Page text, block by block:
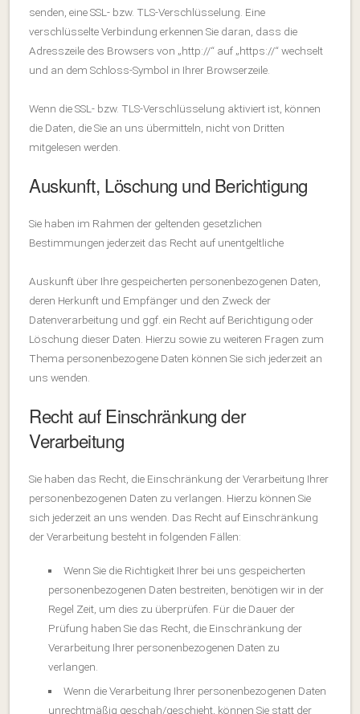
senden, eine SSL- bzw. TLS-Verschlüsselung. Eine
verschlüsselte Verbindung erkennen Sie daran, dass die
Adresszeile des Browsers von „http://“ auf „https://“ wechselt
und an dem Schloss-Symbol in Ihrer Browserzeile.
Wenn die SSL- bzw. TLS-Verschlüsselung aktiviert ist, können
die Daten, die Sie an uns übermitteln, nicht von Dritten
mitgelesen werden.
Auskunft, Löschung und Berichtigung
Sie haben im Rahmen der geltenden gesetzlichen
Bestimmungen jederzeit das Recht auf unentgeltliche
Auskunft über Ihre gespeicherten personenbezogenen Daten,
deren Herkunft und Empfänger und den Zweck der
Datenverarbeitung und ggf. ein Recht auf Berichtigung oder
Löschung dieser Daten. Hierzu sowie zu weiteren Fragen zum
Thema personenbezogene Daten können Sie sich jederzeit an
uns wenden.
Recht auf Einschränkung der
Verarbeitung
Sie haben das Recht, die Einschränkung der Verarbeitung Ihrer
personenbezogenen Daten zu verlangen. Hierzu können Sie
sich jederzeit an uns wenden. Das Recht auf Einschränkung
der Verarbeitung besteht in folgenden Fällen:
Wenn Sie die Richtigkeit Ihrer bei uns gespeicherten
personenbezogenen Daten bestreiten, benötigen wir in der
Regel Zeit, um dies zu überprüfen. Für die Dauer der
Prüfung haben Sie das Recht, die Einschränkung der
Verarbeitung Ihrer personenbezogenen Daten zu
verlangen.
Wenn die Verarbeitung Ihrer personenbezogenen Daten
unrechtmäßig geschah/geschieht, können Sie statt der